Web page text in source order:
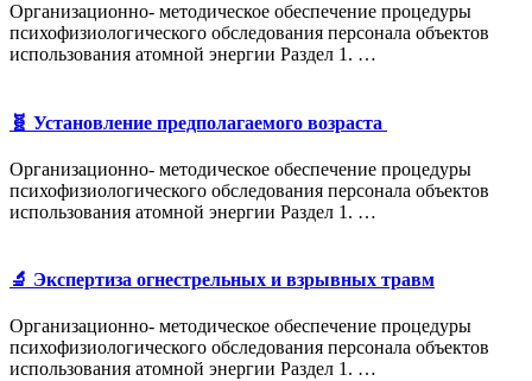
Организационно- методическое обеспечение процедуры
психофизиологического обследования персонала объектов
использования атомной энергии Раздел 1. …
🧬 Установление предполагаемого возраста
Организационно- методическое обеспечение процедуры
психофизиологического обследования персонала объектов
использования атомной энергии Раздел 1. …
🔬 Экспертиза огнестрельных и взрывных травм
Организационно- методическое обеспечение процедуры
психофизиологического обследования персонала объектов
использования атомной энергии Раздел 1. …